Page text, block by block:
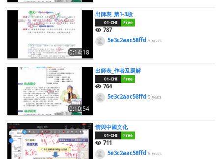
0:14:18
出師表_第1-3段
01-CHI Free
787
5e3c2aac58ffd5 years
0:10:54
出師表_作者及題解
01-CHI Free
764
5e3c2aac58ffd5 years
情與中國文化
01-CHI Free
711
5e3c2aac58ffd6 years